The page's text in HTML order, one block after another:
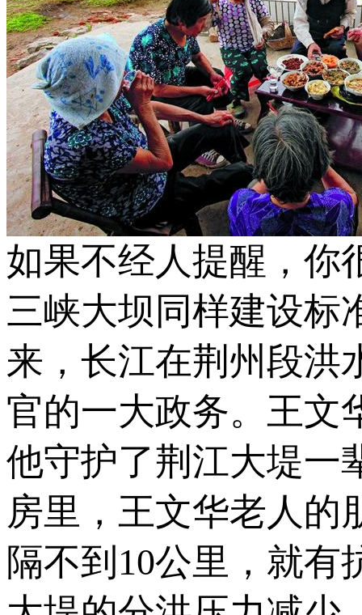
如果不经人提醒，你
三峡大坝同样建设标
来，长江在荆州段洪
官的一大政务。王文
他守护了荆江大堤一
房里，王文华老人的
隔不到10公里，就